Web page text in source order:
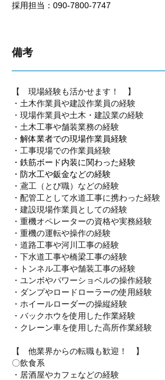
採用担当：090-7800-7747
備考
【 現場経験も活かせます！ 】
・土木作業員や建設作業員の経験
・現場作業員や土木・建設業の経験
・土木工事や舗装業務の経験
・解体業者での現場作業員経験
・工事現場での作業員経験
・鉄筋ボード内装に関わった経験
・防水工や鈑金などの経験
・鳶工（とび職）などの経験
・配管工として水道工事に携わった経験
・建設現場作業員としての経験
・重機オペレーターの資格や実務経験
・重機の運転や操作の経験
・道路工事や河川工事の経験
・下水道工事や橋梁工事の経験
・トンネル工事や舗装工事の経験
・ユンボやパワーショベルの操作経験
・ダンプやロードローラーの使用経験
・ホイールローダーの操縦経験
・バックホウを使用した作業経験
・クレーン車を使用した高所作業経験
【 他業界からの転職も歓迎！ 】
〇飲食系
・居酒屋やカフェなどの経験